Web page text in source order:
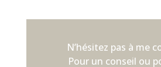
N’hésitez pas à me
Pour un conseil ou